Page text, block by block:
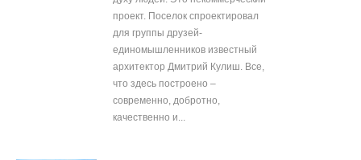
проект. Поселок спроектировал
для группы друзей-
единомышленников известный
архитектор Дмитрий Кулиш. Все,
что здесь построено –
современно, добротно,
качественно и...